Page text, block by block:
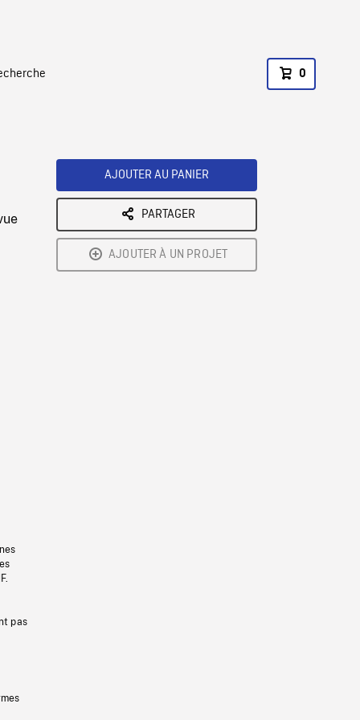
0
pas
AJOUTER AU PANIER
PARTAGER
AJOUTER À UN PROJET